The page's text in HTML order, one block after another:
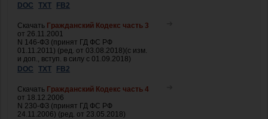
DOC
TXT FB2
Скачать Гражданский Кодекс часть 3
от 26.11.2001
N 146-ФЗ (принят ГД ФС РФ
01.11.2011) (ред. от 03.08.2018)(с изм.
и доп., вступ. в силу с 01.09.2018)
DOC
TXT FB2
Скачать Гражданский Кодекс часть 4
от 18.12.2006
N 230-ФЗ (принят ГД ФС РФ
24.11.2006) (ред. от 23.05.2018)